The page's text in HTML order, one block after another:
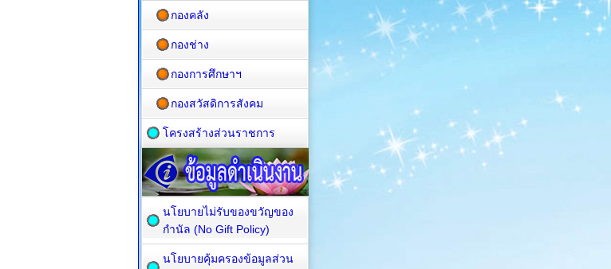
กองคลัง
กองช่าง
กองการศึกษาฯ
กองสวัสดิการสังคม
โครงสร้างส่วนราชการ
นโยบายไม่รับของขวัญของ
กำนัล (No Gift Policy)
นโยบายคุ้มครองข้อมูลส่วน